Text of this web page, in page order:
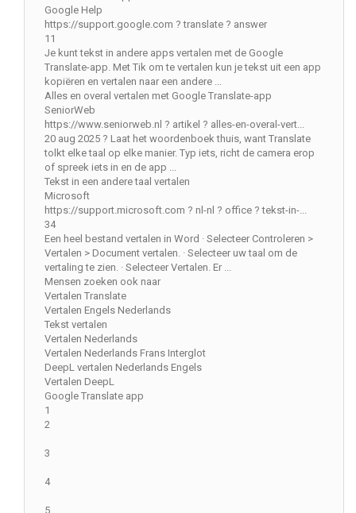
Google Help
https://support.google.com ? translate ? answer
11
Je kunt tekst in andere apps vertalen met de Google
Translate-app. Met Tik om te vertalen kun je tekst uit een app
kopiëren en vertalen naar een andere ...
Alles en overal vertalen met Google Translate-app
SeniorWeb
https://www.seniorweb.nl ? artikel ? alles-en-overal-vert...
20 aug 2025 ? Laat het woordenboek thuis, want Translate
tolkt elke taal op elke manier. Typ iets, richt de camera erop
of spreek iets in en de app ...
Tekst in een andere taal vertalen
Microsoft
https://support.microsoft.com ? nl-nl ? office ? tekst-in-...
34
Een heel bestand vertalen in Word · Selecteer Controleren >
Vertalen > Document vertalen. · Selecteer uw taal om de
vertaling te zien. · Selecteer Vertalen. Er ...
Mensen zoeken ook naar
Vertalen Translate
Vertalen Engels Nederlands
Tekst vertalen
Vertalen Nederlands
Vertalen Nederlands Frans Interglot
DeepL vertalen Nederlands Engels
Vertalen DeepL
Google Translate app
1
2
3
4
5